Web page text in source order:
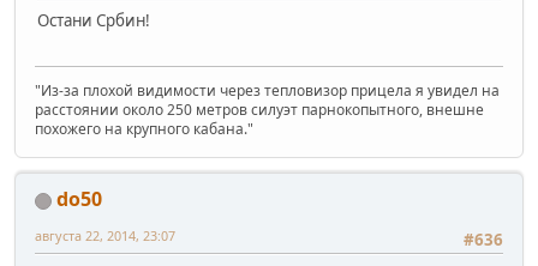
Остани Србин!
"Из-за плохой видимости через тепловизор прицела я увидел на
расстоянии около 250 метров силуэт парнокопытного, внешне
похожего на крупного кабана."
do50
#636
августа 22, 2014, 23:07